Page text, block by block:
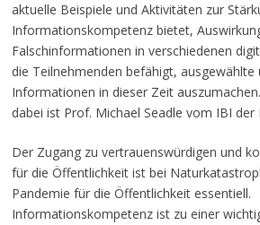
aktuelle Beispiele und Aktivitäten zur
Informationskompetenz bietet,
Falschinformationen in verschiedenen
die Teilnehmenden befähigt, ausgewählte
Informationen in dieser Zeit
dabei ist Prof. Michael Seadle vom IBI
Der Zugang zu vertrauenswürdigen und
für die Öffentlichkeit ist bei
Pandemie für die Öffentlichkeit essentiell.
Informationskompetenz ist zu einer